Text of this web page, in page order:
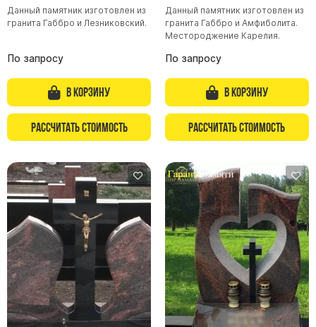
Данный памятник изготовлен из
гранита Габбро и Лезниковский.
По запросу
В корзину
Рассчитать стоимость
Данный памятник изготовлен из
гранита Габбро и Амфиболита.
Местороджение Карелия.
По запросу
В корзину
Рассчитать стоимость